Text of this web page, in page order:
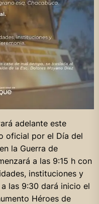
adelante este
oficial por el Día del
la Guerra de
a las 9:15 h con
instituciones y
las 9:30 dará inicio el
Héroes de